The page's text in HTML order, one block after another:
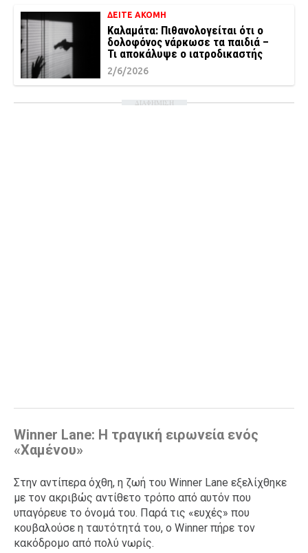
ΔΕΙΤΕ ΑΚΟΜΗ
Καλαμάτα: Πιθανολογείται ότι ο
δολοφόνος νάρκωσε τα παιδιά –
Τι αποκάλυψε ο ιατροδικαστής
2/6/2026
ΔΙΑΦΗΜΙΣΗ
Winner Lane: Η τραγική ειρωνεία ενός
«Χαμένου»
Στην αντίπερα όχθη, η ζωή του Winner Lane εξελίχθηκε
με τον ακριβώς αντίθετο τρόπο από αυτόν που
υπαγόρευε το όνομά του. Παρά τις «ευχές» που
κουβαλούσε η ταυτότητά του, ο Winner πήρε τον
κακόδρομο από πολύ νωρίς.